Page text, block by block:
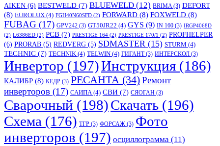
AIKEN (6) BESTWELD (7) BLUEWELD (12) BRIMA(3) DEFORT
(8) EUROLUX (4) FGH40N60SFD (2) FORWARD (8) FOXWELD (8)
FUBAG (17) GPV242 (3) GT50JR22 (4) GYS (9) IN 160 (3) IRGP4068D
(2) L6386ED (2) PCB (7) PRESTIGE 164 (2) PRESTIGE 170/1 (2) PROFHELPER
(6) PRORAB (5) REDVERG (5) SDMASTER (15) STURM (4)
TECHNIC (7) TECHNIK (4) TELWIN (4) ГИГАНТ(3) ИНТЕРСКОЛ (3)
Инвертор (197)Инструкция (186)
КАЛИБР (8) КЕДР (3) РЕСАНТА (34)Ремонт
инверторов (17) САИПА(4) СВИ (7) СЯОГАН (3)
Сварочный (198)Скачать (196)
Схема (176) ТГР (3) ФОРСАЖ (3) Фото
инверторов (197) осциллограмма (11)